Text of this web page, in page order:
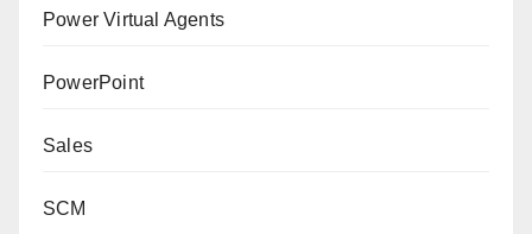
Power Virtual Agents
PowerPoint
Sales
SCM